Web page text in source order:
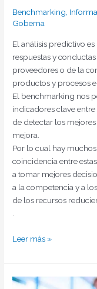
Benchmarking,
Goberna
El análisis predictivo
respuestas y
proveedores o de la
productos y procesos
El benchmarking nos
indicadores clave
de detectar los
mejora.
Por lo cual hay
coincidencia entre
a tomar mejores
a la competencia y a
de los recursos
Leer más »
¿Cuándo